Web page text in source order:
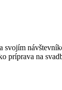
svojím
príprava na